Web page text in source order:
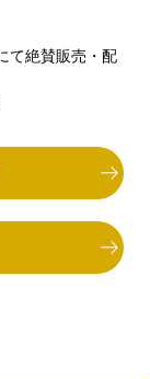
て絶賛販売・配